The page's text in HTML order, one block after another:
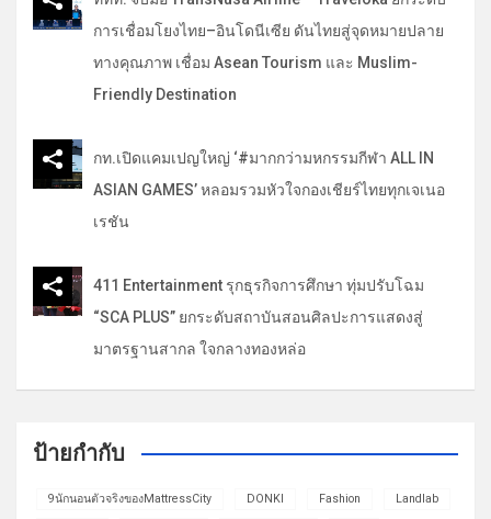
การเชื่อมโยงไทย–อินโดนีเซีย ดันไทยสู่จุดหมายปลาย
ทางคุณภาพ เชื่อม Asean Tourism และ Muslim-
Friendly Destination
กท.เปิดแคมเปญใหญ่ ‘#มากกว่ามหกรรมกีฬา ALL IN
ASIAN GAMES’ หลอมรวมหัวใจกองเชียร์ไทยทุกเจเนอ
เรชัน
411 Entertainment รุกธุรกิจการศึกษา ทุ่มปรับโฉม
“SCA PLUS” ยกระดับสถาบันสอนศิลปะการแสดงสู่
มาตรฐานสากล ใจกลางทองหล่อ
ป้ายกำกับ
9นักนอนตัวจริงของMattressCity DONKI Fashion Landlab